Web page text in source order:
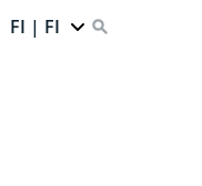
FI | FI